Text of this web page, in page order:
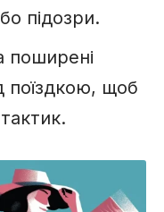
підозри.
поширені
поїздкою, щоб